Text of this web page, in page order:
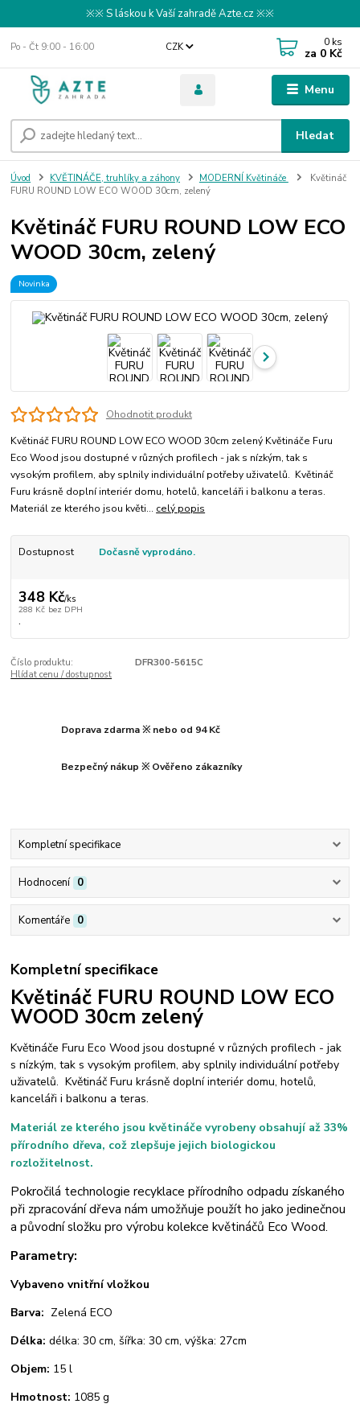
※※ S láskou k Vaší zahradě Azte.cz ※※
Menu
CZK
Hledat
Po - Čt 9:00 - 16:00 0 ks
za 0 Kč
Úvod KVĚTINÁČE, truhlíky a záhony MODERNÍ Květináče
Květináč
FURU ROUND LOW ECO WOOD 30cm, zelený
Květináč FURU ROUND LOW ECO
WOOD 30cm, zelený
Novinka
Ohodnotit produkt
Květináč FURU ROUND LOW ECO WOOD 30cm zelený Květináče Furu
Eco Wood jsou dostupné v různých profilech - jak s nízkým, tak s
vysokým profilem, aby splnily individuální potřeby uživatelů. Květináč
Furu krásně doplní interiér domu, hotelů, kanceláři i balkonu a teras.
Materiál ze kterého jsou květi... celý popis
Dostupnost Dočasně vyprodáno.
348 Kč/ks
288 Kč bez DPH
.
Číslo produktu:
DFR300-5615C
Hlídat cenu / dostupnost
Doprava zdarma ※ nebo od 94 Kč
Bezpečný nákup ※ Ověřeno zákazníky
Kompletní specifikace
Hodnocení 0
Komentáře 0
Kompletní specifikace
Květináč FURU ROUND LOW ECO
WOOD 30cm zelený
Květináče Furu Eco Wood jsou dostupné v různých profilech - jak
s nízkým, tak s vysokým profilem, aby splnily individuální potřeby
uživatelů. Květináč Furu krásně doplní interiér domu, hotelů,
kanceláři i balkonu a teras.
Materiál ze kterého jsou květináčevyrobeny obsahují až 33%
přírodního dřeva, což zlepšuje jejich biologickou
rozložitelnost.
Pokročilá technologie recyklace přírodního odpadu získaného
při zpracování dřeva nám umožňuje použít ho jako jedinečnou
a původní složku pro výrobu kolekce květináčů Eco Wood.
Parametry:
Vybaveno vnitřní vložkou
Barva: Zelená ECO
Délka: délka: 30 cm, šířka: 30 cm, výška: 27cm
Objem: 15 l
Hmotnost: 1085 g